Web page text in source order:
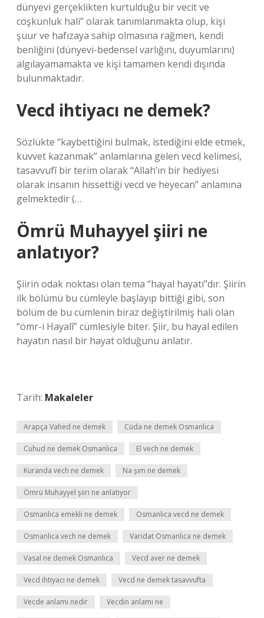
dünyevi gerçeklikten kurtulduğu bir vecit ve
coşkunluk hali” olarak tanımlanmakta olup, kişi
şuur ve hafızaya sahip olmasına rağmen, kendi
benliğini (dünyevi-bedensel varlığını, duyumlarını)
algılayamamakta ve kişi tamamen kendi dışında
bulunmaktadır.
Vecd ihtiyacı ne demek?
Sözlükte “kaybettiğini bulmak, istediğini elde etmek,
kuvvet kazanmak” anlamlarına gelen vecd kelimesi,
tasavvufî bir terim olarak “Allah’ın bir hediyesi
olarak insanın hissettiği vecd ve heyecan” anlamına
gelmektedir (…
Ömrü Muhayyel şiiri ne
anlatıyor?
Şiirin odak noktası olan tema “hayal hayatı”dır. Şiirin
ilk bölümü bu cümleyle başlayıp bittiği gibi, son
bölüm de bu cümlenin biraz değiştirilmiş hali olan
“ömr-i Hayalî” cümlesiyle biter. Şiir, bu hayal edilen
hayatın nasıl bir hayat olduğunu anlatır.
Tarih: Makaleler
Arapça Vahed ne demek Cüda ne demek Osmanlıca
Cuhud ne demek Osmanlıca El vech ne demek
Kuranda vech ne demek Na şım ne demek
Ömrü Muhayyel şiiri ne anlatıyor
Osmanlıca emekli ne demek Osmanlıca vecd ne demek
Osmanlıca vech ne demek Varidat Osmanlıca ne demek
Vasal ne demek Osmanlıca Vecd aver ne demek
Vecd ihtiyacı ne demek Vecd ne demek tasavvufta
Vecde anlamı nedir Vecdin anlamı ne